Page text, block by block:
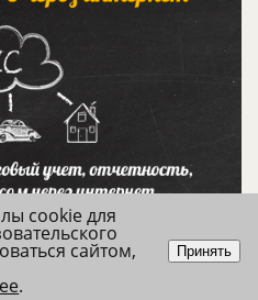
cookie для
сайтом,
.
Принять